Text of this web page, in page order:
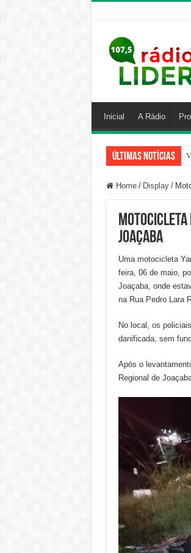
Inicial A Rádio
Últimas Notícias
Home / Display /
Motocicleta
Joaçaba
Uma motocicleta
feira, 06 de maio,
Joaçaba, onde
na Rua Pedro Lara
No local, os
danificada, sem
Após o
Regional de